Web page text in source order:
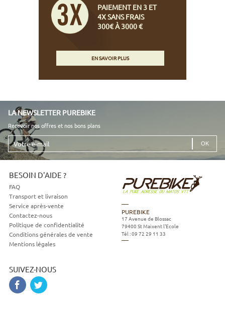
PAIEMENT EN 3 ET
4X SANS FRAIS
300€ À 3000 €
EN SAVOIR PLUS
LA NEWSLETTER PUREBIKE
Recevoir nos offres et nos bons plans
Votre
e-
mail
BESOIN D'AIDE ?
FAQ
Transport et livraison
Service après-vente
Contactez-nous
Politique de confidentialité
Conditions générales de vente
Mentions légales
SUIVEZ-NOUS
PUREBIKE
17 Avenue de Blossac
79400 St Maixent l'Ecole
Tél :09 72 29 11 33